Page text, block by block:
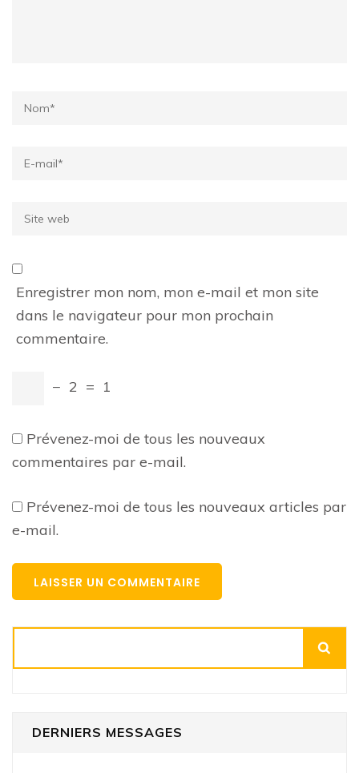
Name*
Email*
Site
Enregistrer mon nom, mon e-mail et mon site
dans le navigateur pour mon prochain
commentaire.
− 2 = 1
Prévenez-moi de tous les nouveaux
commentaires par e-mail.
Prévenez-moi de tous les nouveaux articles par
e-mail.
DERNIERS MESSAGES